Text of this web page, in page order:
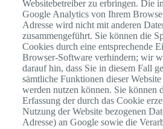
Websitebetreiber zu erbringen. Die
Google Analytics von Ihrem
Adresse wird nicht mit anderen
zusammengeführt. Sie können die
Cookies durch eine entsprechende
Browser-Software verhindern; wir
darauf hin, dass Sie in diesem Fall
sämtliche Funktionen dieser
werden nutzen können. Sie können
Erfassung der durch das Cookie
Nutzung der Website bezogenen
Adresse) an Google sowie die